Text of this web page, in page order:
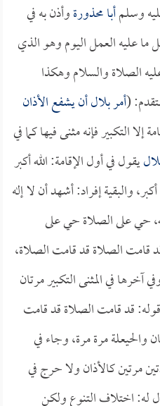
وسلمأبا محذورةوأذن به في
عليه العمل اليوم وهو الذي
الصلاة والسلام وهكذا
(أمربلالأن يشفع الأذان
إلا التكبير فإنه مثنى فيها كما في
يقول في أول الإقامة: الله أكبر
والبقية إفراد: أشهد أن لا إله
حي على الصلاة حي على
قامت الصلاة قد قامت الصلاة،
آخرها في المثنى التكبير مرتان
قد قامت الصلاة قد قامت
والحيعلة مرة مرة، وجاء في
مرتين كالأذان ولا حرج في
له: اختلاف التنوع ولكن